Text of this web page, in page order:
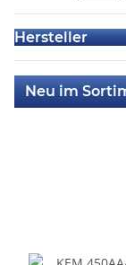
Hersteller
Neu im